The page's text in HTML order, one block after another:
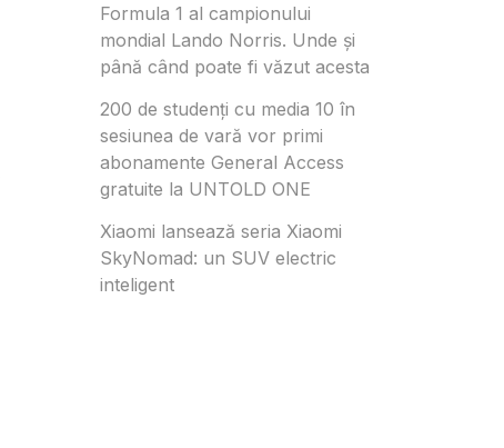
Formula 1 al campionului
mondial Lando Norris. Unde și
până când poate fi văzut acesta
200 de studenți cu media 10 în
sesiunea de vară vor primi
abonamente General Access
gratuite la UNTOLD ONE
Xiaomi lansează seria Xiaomi
SkyNomad: un SUV electric
inteligent